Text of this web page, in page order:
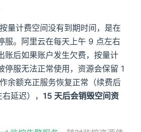
量计费空间没有到期时间，是在
服。阿里云在每天上午 9 点左右
账后如果账户发生欠费，按量计
停服无法正常使用，资源会保留 1
余额充正服务恢复正常（续费后
右延迟），15 天后会销毁空间资